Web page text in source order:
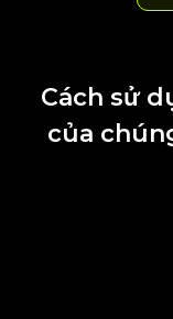
Cách sử
của